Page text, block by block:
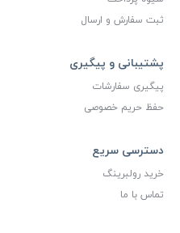
ثبت سفارش و ارسال
پشتیبانی و پیگیری
پیگیری سفارشات
حفظ حریم خصوصی
دسترسی سریع
خرید رولبرینگ
تماس با ما